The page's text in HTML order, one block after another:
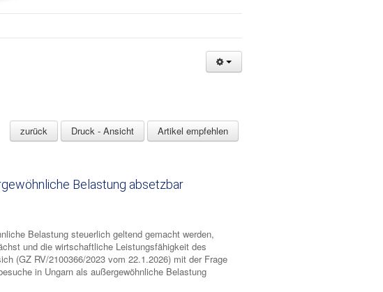
zurück Druck - Ansicht Artikel empfehlen
Belastung absetzbar
Belastung steuerlich geltend gemacht werden,
und die wirtschaftliche Leistungsfähigkeit des
(GZ RV/2100366/2023 vom 22.1.2026) mit der Frage
in Ungarn als außergewöhnliche Belastung